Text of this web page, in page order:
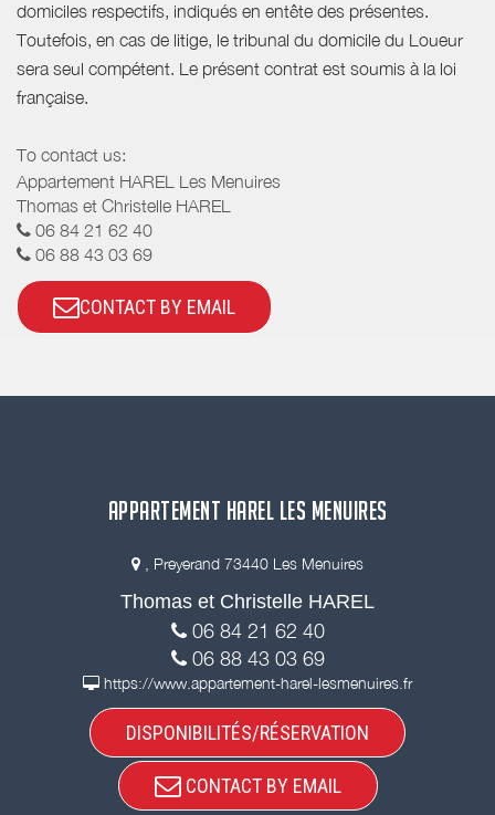
domiciles respectifs, indiqués en entête des présentes.
Toutefois, en cas de litige, le tribunal du domicile du Loueur
sera seul compétent. Le présent contrat est soumis à la loi
française.
To contact us:
Appartement HAREL Les Menuires
Thomas et Christelle HAREL
06 84 21 62 40
06 88 43 03 69
CONTACT BY EMAIL
APPARTEMENT HAREL LES MENUIRES
, Preyerand 73440 Les Menuires
Thomas et Christelle HAREL
06 84 21 62 40
06 88 43 03 69
https://www.appartement-harel-lesmenuires.fr
DISPONIBILITÉS/RÉSERVATION
CONTACT BY EMAIL